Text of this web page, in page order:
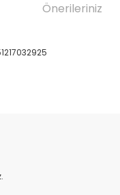
Önerileriniz